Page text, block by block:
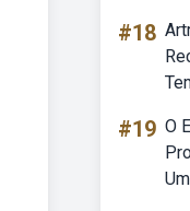
#18
#19 O